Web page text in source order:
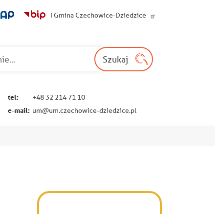
I Gmina Czechowice-Dziedzice
Szukaj
tel: +48 32 214 71 10
e-mail: um@um.czechowice-dziedzice.pl